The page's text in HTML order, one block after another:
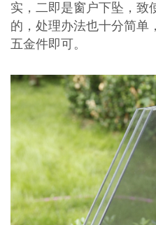
实，二即是窗户下坠，致
的，处理办法也十分简单
五金件即可。